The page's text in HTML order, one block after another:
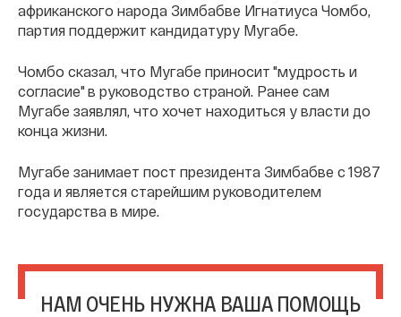
африканского народа Зимбабве Игнатиуса Чомбо,
партия поддержит кандидатуру Мугабе.
Чомбо сказал, что Мугабе приносит "мудрость и
согласие" в руководство страной. Ранее сам
Мугабе заявлял, что хочет находиться у власти до
конца жизни.
Мугабе занимает пост президента Зимбабве с 1987
года и является старейшим руководителем
государства в мире.
НАМ ОЧЕНЬ НУЖНА ВАША ПОМОЩЬ